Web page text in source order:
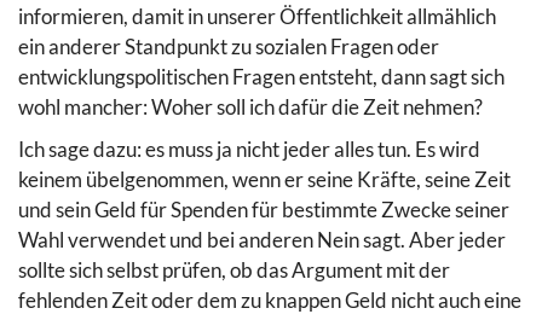
informieren, damit in unserer Öffentlichkeit allmählich
ein anderer Standpunkt zu sozialen Fragen oder
entwicklungspolitischen Fragen entsteht, dann sagt sich
wohl mancher: Woher soll ich dafür die Zeit nehmen?
Ich sage dazu: es muss ja nicht jeder alles tun. Es wird
keinem übelgenommen, wenn er seine Kräfte, seine Zeit
und sein Geld für Spenden für bestimmte Zwecke seiner
Wahl verwendet und bei anderen Nein sagt. Aber jeder
sollte sich selbst prüfen, ob das Argument mit der
fehlenden Zeit oder dem zu knappen Geld nicht auch eine